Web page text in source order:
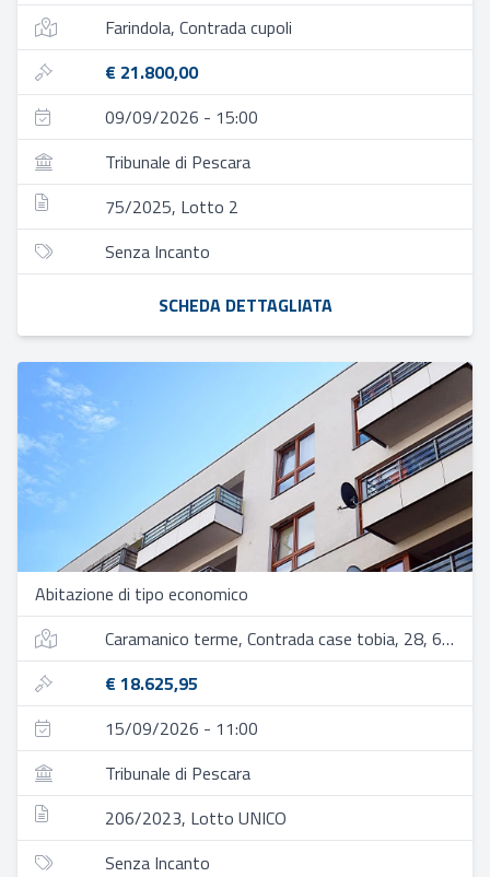
Farindola, Contrada cupoli
€ 21.800,00
09/09/2026 - 15:00
Tribunale di Pescara
75/2025, Lotto 2
Senza Incanto
SCHEDA DETTAGLIATA
Abitazione di tipo economico
Caramanico terme, Contrada case tobia, 28, 65023 case tobia pe, italia
€ 18.625,95
15/09/2026 - 11:00
Tribunale di Pescara
206/2023, Lotto UNICO
Senza Incanto